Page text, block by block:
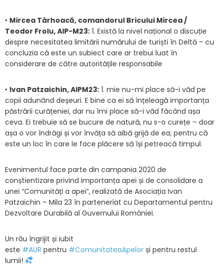
• Mircea Târhoacă, comandorul Bricului Mircea /
Teodor Frolu, AIP-M23: 1. Există la nivel național o discuție
despre necesitatea limitării numărului de turiști în Deltă – cu
concluzia că este un subiect care ar trebui luat în
considerare de către autoritățile responsabile
• Ivan Patzaichin, AIPM23: 1. mie nu-mi place să-i văd pe
copii adunând deșeuri. E bine ca ei să înțeleagă importanța
păstrării curățeniei, dar nu îmi place să-i văd făcând așa
ceva. Ei trebuie să se bucure de natură, nu s-o curețe – doar
așa o vor îndrăgi și vor învăța să aibă grijă de ea; pentru că
este un loc în care le face plăcere să își petreacă timpul.
Evenimentul face parte din campania 2020 de
conștientizare privind importanța apei și de consolidare a
unei “Comunități a apei”, realizată de Asociația Ivan
Patzaichin – Mila 23 în parteneriat cu Departamentul pentru
Dezvoltare Durabilă al Guvernului României.
Un râu îngrijit și iubit
este #AUR pentru #ComunitateaApelor și pentru restul
lumii!